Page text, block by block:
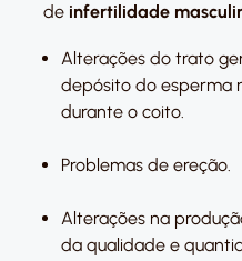
de infertilidade
Alterações do trato
depósito do esperma
durante o coito.
Problemas de ereção.
Alterações na
da qualidade e